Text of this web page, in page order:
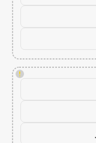
!